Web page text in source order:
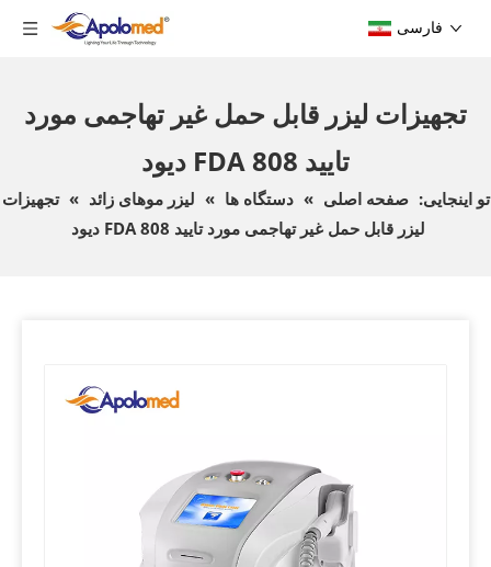
فارسی
تجهیزات لیزر قابل حمل غیر تهاجمی مورد
تایید FDA 808 دیود
تو اینجایی: صفحه اصلی » دستگاه ها » لیزر موهای زائد » تجهیزات
لیزر قابل حمل غیر تهاجمی مورد تایید FDA 808 دیود